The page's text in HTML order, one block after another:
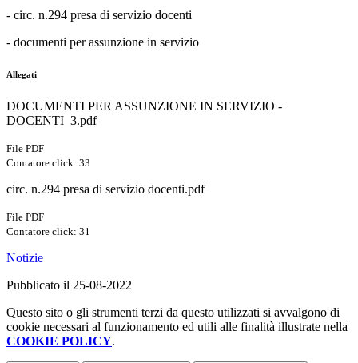
- circ. n.294 presa di servizio docenti
- documenti per assunzione in servizio
Allegati
DOCUMENTI PER ASSUNZIONE IN SERVIZIO -
DOCENTI_3.pdf
File PDF
Contatore click: 33
circ. n.294 presa di servizio docenti.pdf
File PDF
Contatore click: 31
Notizie
Pubblicato il 25-08-2022
Questo sito o gli strumenti terzi da questo utilizzati si avvalgono di
cookie necessari al funzionamento ed utili alle finalità illustrate nella
COOKIE POLICY.